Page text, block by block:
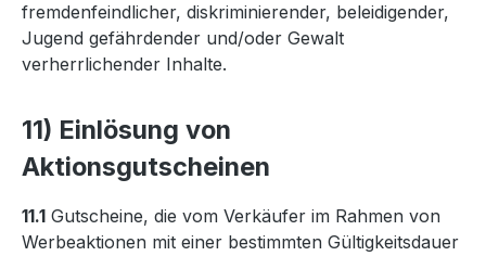
fremdenfeindlicher, diskriminierender, beleidigender,
Jugend gefährdender und/oder Gewalt
verherrlichender Inhalte.
11) Einlösung von
Aktionsgutscheinen
11.1 Gutscheine, die vom Verkäufer im Rahmen von
Werbeaktionen mit einer bestimmten Gültigkeitsdauer